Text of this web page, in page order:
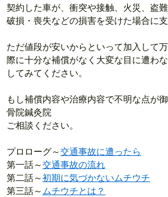
契約した車が、衝突や接触、火災、盗
破損・喪失などの損害を受けた場合に支
ただ値段が安いからといって加入して
際に十分な補償がなく大変な目に遭わ
してみてください。
もし補償内容や治療内容で不明な点が
骨院鍼灸院
ご相談ください。
プロローグ～交通事故に遭ったら
第一話～交通事故の流れ
第二話～初期に気づかないムチウチ
第三話～ ムチウチとは？